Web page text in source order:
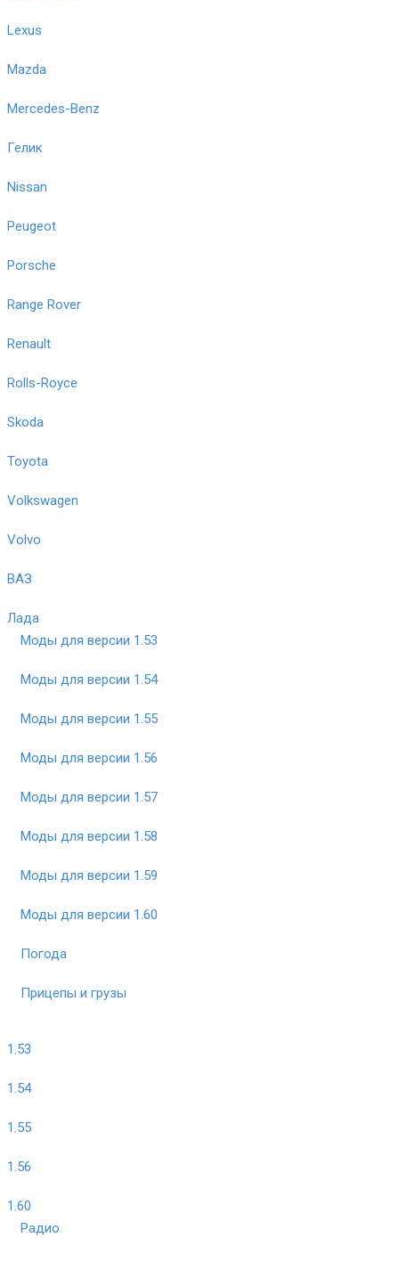
Lexus
Mazda
Mercedes-Benz
Гелик
Nissan
Peugeot
Porsche
Range Rover
Renault
Rolls-Royce
Skoda
Toyota
Volkswagen
Volvo
ВАЗ
Лада
Моды для версии 1.53
Моды для версии 1.54
Моды для версии 1.55
Моды для версии 1.56
Моды для версии 1.57
Моды для версии 1.58
Моды для версии 1.59
Моды для версии 1.60
Погода
Прицепы и грузы
1.53
1.54
1.55
1.56
1.60
Радио